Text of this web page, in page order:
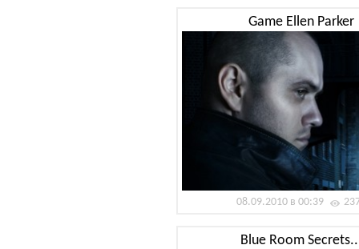
Game Ellen Parker
08.09.2010 в 00:39
Blue Room